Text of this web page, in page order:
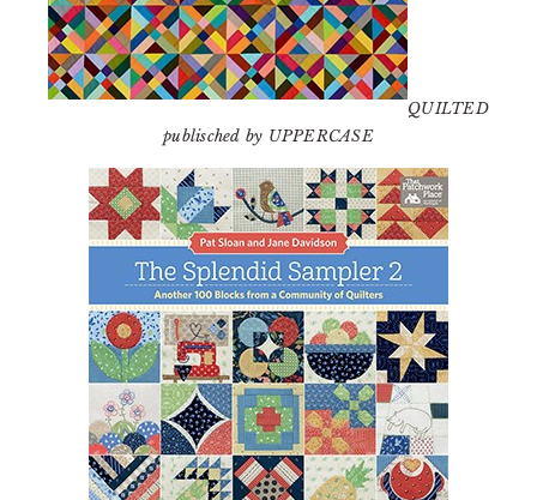
QUILTED
publisched by UPPERCASE